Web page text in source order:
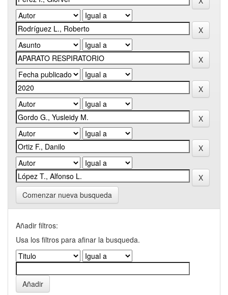
Comenzar nueva busqueda
Añadir filtros:
Usa los filtros para afinar la busqueda.